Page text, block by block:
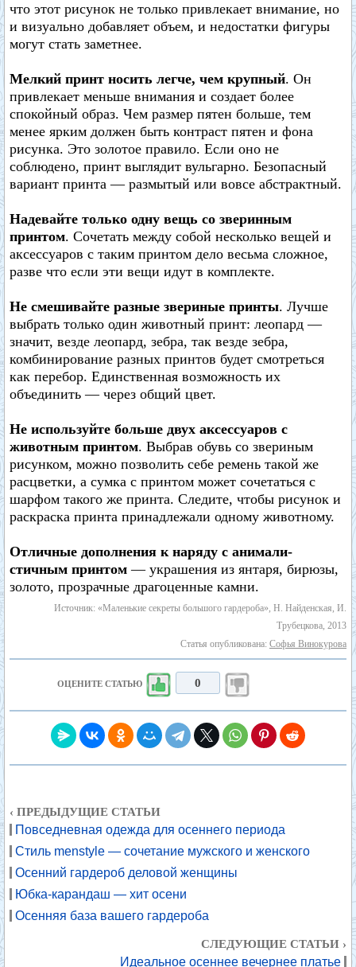
что этот рисунок не только привлекает внимание, но
и визуально добавляет объем, и недостатки фигуры
могут стать заметнее.
Мелкий принт носить легче, чем крупный. Он
привлекает меньше внимания и создает более
спокойный образ. Чем размер пятен больше, тем
менее ярким должен быть контраст пятен и фона
рисунка. Это золотое правило. Если оно не
соблюдено, принт выглядит вульгарно. Безопасный
вариант принта — размытый или вовсе абстрактный.
Надевайте только одну вещь со зверинным
принтом. Сочетать между собой несколько вещей и
аксессуаров с таким принтом дело весьма сложное,
разве что если эти вещи идут в комплекте.
Не смешивайте разные звериные принты. Лучше
выбрать только один животный принт: леопард —
значит, везде леопард, зебра, так везде зебра,
комбинирование разных принтов будет смотреться
как перебор. Единственная возможность их
объединить — через общий цвет.
Не используйте больше двух аксессуаров с
животным принтом. Выбрав обувь со звериным
рисунком, можно позволить себе ремень такой же
расцветки, а сумка с принтом может сочетаться с
шарфом такого же принта. Следите, чтобы рисунок и
раскраска принта принадлежали одному животному.
Отличные дополнения к наряду с анимали-
стичным принтом — украшения из янтаря, бирюзы,
золото, прозрачные драгоценные камни.
Источник: «Маленькие секреты большого гардероба», Н. Найденская, И.
Трубецкова, 2013
Статья опубликована: Софья Винокурова
ОЦЕНИТЕ СТАТЬЮ 0
‹ ПРЕДЫДУЩИЕ СТАТЬИ
Повседневная одежда для осеннего периода
Стиль menstyle — сочетание мужского и женского
Осенний гардероб деловой женщины
Юбка-карандаш — хит осени
Осенняя база вашего гардероба
СЛЕДУЮЩИЕ СТАТЬИ ›
Идеальное осеннее вечернее платье